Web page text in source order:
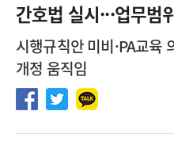
[서울아산병원] 2026년 하반기 인
간호법 실시···업무
시행규칙안 미비·PA교육
개정 움직임